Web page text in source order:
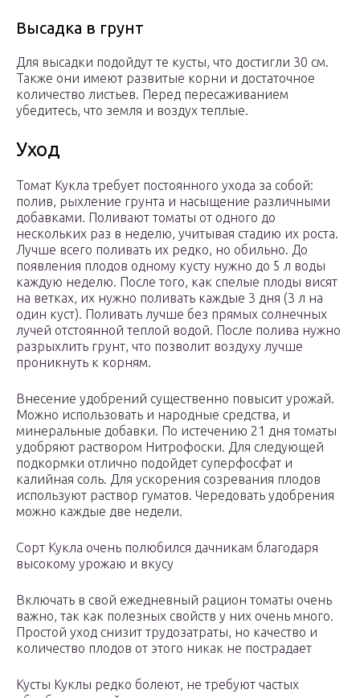
Высадка в грунт
Для высадки подойдут те кусты, что достигли 30 см.
Также они имеют развитые корни и достаточное
количество листьев. Перед пересаживанием
убедитесь, что земля и воздух теплые.
Уход
Томат Кукла требует постоянного ухода за собой:
полив, рыхление грунта и насыщение различными
добавками. Поливают томаты от одного до
нескольких раз в неделю, учитывая стадию их роста.
Лучше всего поливать их редко, но обильно. До
появления плодов одному кусту нужно до 5 л воды
каждую неделю. После того, как спелые плоды висят
на ветках, их нужно поливать каждые 3 дня (3 л на
один куст). Поливать лучше без прямых солнечных
лучей отстоянной теплой водой. После полива нужно
разрыхлить грунт, что позволит воздуху лучше
проникнуть к корням.
Внесение удобрений существенно повысит урожай.
Можно использовать и народные средства, и
минеральные добавки. По истечению 21 дня томаты
удобряют раствором Нитрофоски. Для следующей
подкормки отлично подойдет суперфосфат и
калийная соль. Для ускорения созревания плодов
используют раствор гуматов. Чередовать удобрения
можно каждые две недели.
Сорт Кукла очень полюбился дачникам благодаря
высокому урожаю и вкусу
Включать в свой ежедневный рацион томаты очень
важно, так как полезных свойств у них очень много.
Простой уход снизит трудозатраты, но качество и
количество плодов от этого никак не пострадает
Кусты Куклы редко болеют, не требуют частых